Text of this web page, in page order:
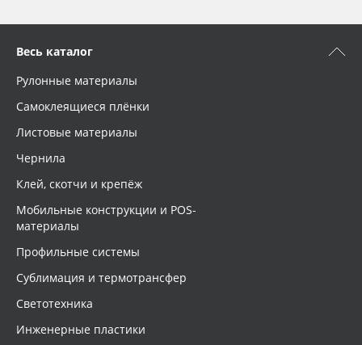
Весь каталог
Рулонные материалы
Самоклеящиеся плёнки
Листовые материалы
Чернила
Клей, скотчи и крепёж
Мобильные конструкции и POS-
материалы
Профильные системы
Сублимация и термотрансфер
Светотехника
Инженерные пластики